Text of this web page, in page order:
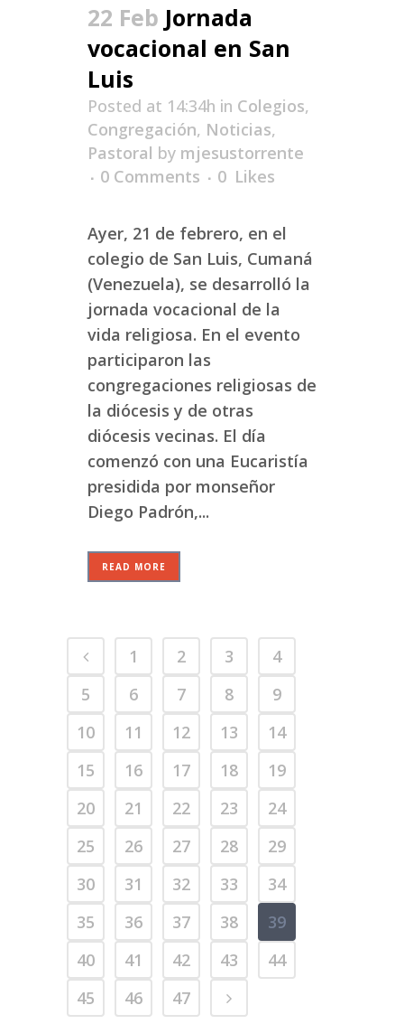
22 Feb Jornada
vocacional en San
Luis
Posted at 14:34h in Colegios,
Congregación, Noticias,
Pastoral by mjesustorrente
0 Comments
0 Likes
Ayer, 21 de febrero, en el
colegio de San Luis, Cumaná
(Venezuela), se desarrolló la
jornada vocacional de la
vida religiosa. En el evento
participaron las
congregaciones religiosas de
la diócesis y de otras
diócesis vecinas. El día
comenzó con una Eucaristía
presidida por monseñor
Diego Padrón,...
READ MORE
1 2 3
4
5
6 7 8
9
10
11 12 13
14
15
16 17 18
19
20
21 22 23
24
25
26 27 28
29
30
31 32 33
34
35
36 37 38
39
40
41 42 43
44
45
46 47